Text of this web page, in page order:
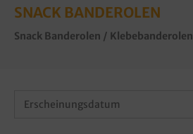
SNACK BANDEROLEN
Snack Banderolen / Klebebanderolen